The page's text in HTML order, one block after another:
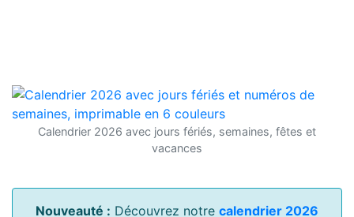
Calendrier 2026 avec jours fériés, semaines, fêtes et
vacances
Nouveauté : Découvrez notre calendrier 2026